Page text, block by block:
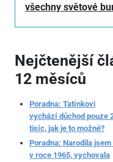
všechny světové
Nejčtenější
12 měsíců
Poradna: Tatínkovi
vychází důchod pouze
tisíc, jak je to možné?
Poradna: Narodila jsem
v roce 1965, vychovala